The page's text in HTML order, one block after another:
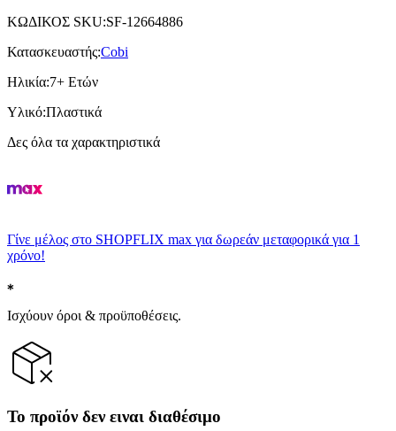
ΚΩΔΙΚΟΣ SKU:SF-12664886
Κατασκευαστής:Cobi
Ηλικία:7+ Ετών
Υλικό:Πλαστικά
Δες όλα τα χαρακτηριστικά
Γίνε μέλος στο SHOPFLIX max για δωρεάν μεταφορικά για 1
χρόνο!
Ισχύουν όροι & προϋποθέσεις.
Το προϊόν δεν ειναι διαθέσιμο